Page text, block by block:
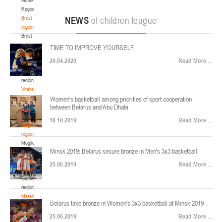
Region
Brest
region
Brest
region
Grodno
region
Grodno
region
Vitebsk
region
Vitebsk
region
Mogilev
region
Mogilev
region
Gomel
region
Gomel
region
Materials
for
coaches
ул. Ленинградская, 4
Минск
Финал четырех – юноши 2014-2015 гг.р., Дивизион 2, 22-24 апреля 2026 г., г.
Минск, ул. Стадионная, 3
U-12, девушки
V тур – девушки 2014-2015 гг.р., Дивизион 1, 17-19 апреля 2026 г., г. Гомель,
ул. Б.Хмельницкого, 118а
Минск
Финал 4-х – девушки 2010-2011 гг.р., Дивизион 2, 14-16 апреля 2026 г., г.
Минск, ул. Стадионная, 3
NEWS of children league
TIME TO IMPROVE YOURSELF
20.04.2020 Read More ...
Women's basketball among priorities of sport cooperation
between Belarus and Abu Dhabi
18.10.2019 Read More ...
Minsk 2019: Belarus secure bronze in Men's 3x3 basketball
25.06.2019 Read More ...
Belarus take bronze in Women's 3x3 basketball at Minsk 2019
25.06.2019 Read More ...